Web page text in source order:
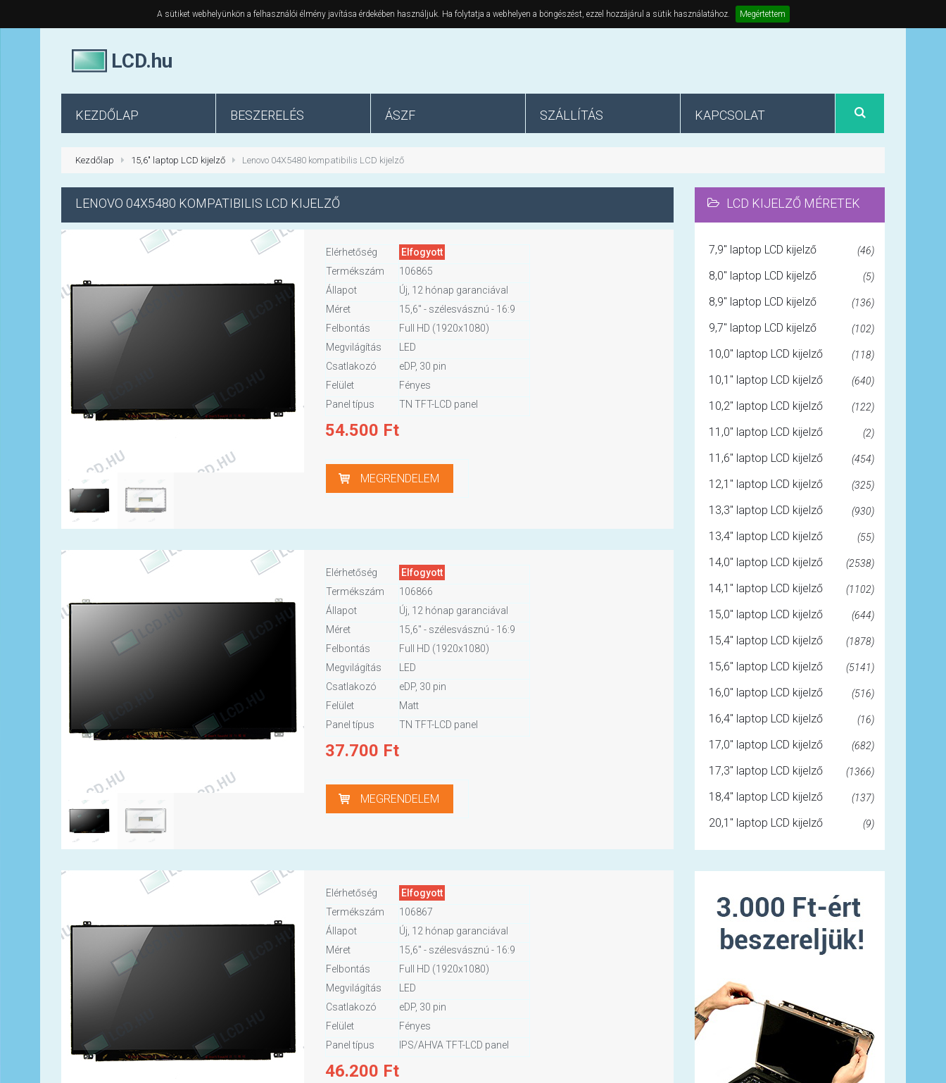
A sütiket webhelyünkön a felhasználói élmény javítása érdekében használjuk. Ha folytatja a webhelyen a böngészést, ezzel hozzájárul a sütik használatához. Megértettem
LCD.hu
KEZDŐLAP BESZERELÉS ÁSZF SZÁLLÍTÁS KAPCSOLAT
Kezdőlap 15,6" laptop LCD kijelző Lenovo 04X5480 kompatibilis LCD kijelző
LENOVO 04X5480 KOMPATIBILIS LCD KIJELZŐ
Elérhetőség
Elfogyott
Termékszám
106865
Állapot
Új, 12 hónap garanciával
Méret
15,6" - szélesvásznú - 16:9
Felbontás
Full HD (1920x1080)
Megvilágítás
LED
Csatlakozó
eDP, 30 pin
Felület
Fényes
Panel típus
TN TFT-LCD panel
54.500 Ft
MEGRENDELEM
Elérhetőség
Elfogyott
Termékszám
106866
Állapot
Új, 12 hónap garanciával
Méret
15,6" - szélesvásznú - 16:9
Felbontás
Full HD (1920x1080)
Megvilágítás
LED
Csatlakozó
eDP, 30 pin
Felület
Matt
Panel típus
TN TFT-LCD panel
37.700 Ft
MEGRENDELEM
Elérhetőség
Elfogyott
Termékszám
106867
Állapot
Új, 12 hónap garanciával
Méret
15,6" - szélesvásznú - 16:9
Felbontás
Full HD (1920x1080)
Megvilágítás
LED
Csatlakozó
eDP, 30 pin
Felület
Fényes
Panel típus
IPS/AHVA TFT-LCD panel
46.200 Ft
LCD KIJELZŐ MÉRETEK
7,9" laptop LCD kijelző (46)
8,0" laptop LCD kijelző (5)
8,9" laptop LCD kijelző (136)
9,7" laptop LCD kijelző (102)
10,0" laptop LCD kijelző (118)
10,1" laptop LCD kijelző (640)
10,2" laptop LCD kijelző (122)
11,0" laptop LCD kijelző (2)
11,6" laptop LCD kijelző (454)
12,1" laptop LCD kijelző (325)
13,3" laptop LCD kijelző (930)
13,4" laptop LCD kijelző (55)
14,0" laptop LCD kijelző (2538)
14,1" laptop LCD kijelző (1102)
15,0" laptop LCD kijelző (644)
15,4" laptop LCD kijelző (1878)
15,6" laptop LCD kijelző (5141)
16,0" laptop LCD kijelző (516)
16,4" laptop LCD kijelző (16)
17,0" laptop LCD kijelző (682)
17,3" laptop LCD kijelző (1366)
18,4" laptop LCD kijelző (137)
20,1" laptop LCD kijelző (9)